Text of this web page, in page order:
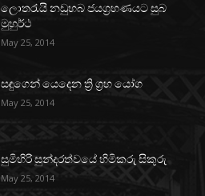
ලොතරැයි නඩුහබ ජයග්‍රහණයට සුබ
මුහුර්ථ
May 25, 2014
සඳුගෙන් යෙදෙන ත්‍රි ග්‍රහ යෝග
May 25, 2014
සුමිහිරි සුන්දරත්වයේ හිමිකරු සිකුරු
May 25, 2014